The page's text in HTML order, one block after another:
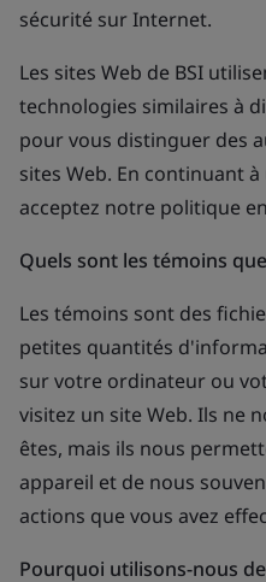
sécurité sur Internet.
Les sites Web de BSI
technologies similaires à
pour vous distinguer des
sites Web. En continuant
acceptez notre politique
Quels sont les témoins
Les témoins sont des
petites quantités
sur votre ordinateur ou
visitez un site Web. Ils ne
êtes, mais ils nous
appareil et de nous
actions que vous avez
Pourquoi utilisons-nous